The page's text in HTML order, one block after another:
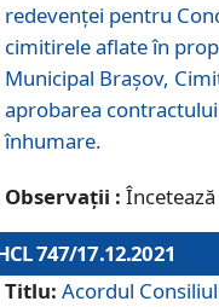
redevenţei pentru
cimitirele aflate în
Municipal Braşov,
aprobarea
înhumare.
Observații :
747/17.12.2021
Titlu: Acordul